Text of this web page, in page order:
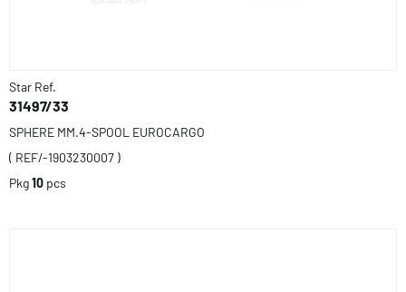
Star Ref.
31497/33
SPHERE MM.4-SPOOL EUROCARGO
( REF/-1903230007 )
Pkg10 pcs